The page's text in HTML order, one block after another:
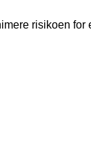
risikoen for